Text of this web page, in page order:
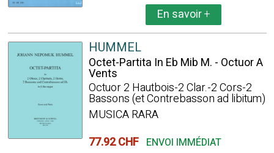
En savoir+
HUMMEL
Octet-Partita In Eb Mib M. - Octuor A
Vents
Octuor 2 Hautbois-2 Clar.-2 Cors-2
Bassons (et Contrebasson ad libitum)
MUSICA RARA
77.92 CHF ENVOI IMMÉDIAT